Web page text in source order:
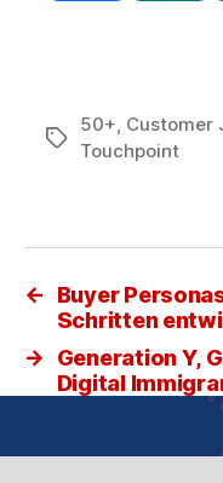
Schlagwörter
50+, Customer
Touchpoint
←
Buyer
Schritten
→
Generation Y,
Digital